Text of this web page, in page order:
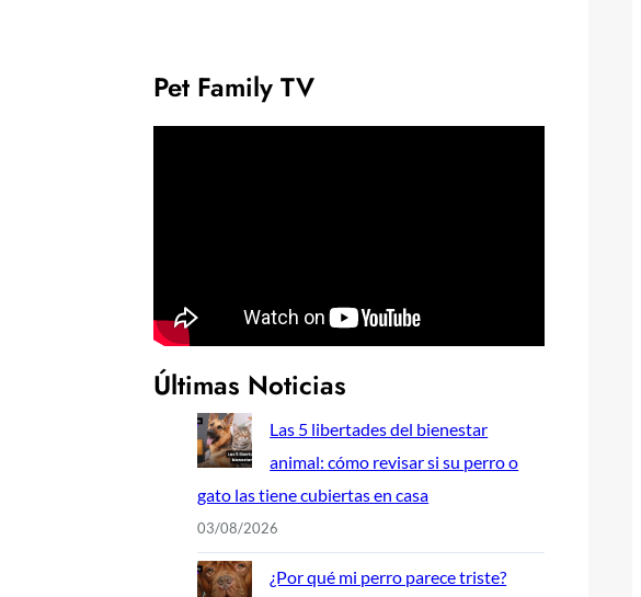
Pet Family TV
Últimas Noticias
Las 5 libertades del bienestar
animal: cómo revisar si su perro o
gato las tiene cubiertas en casa
03/08/2026
¿Por qué mi perro parece triste?